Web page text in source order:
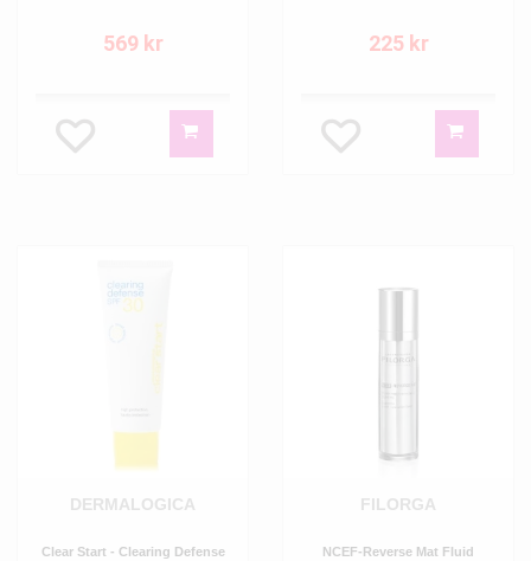
569 kr 225 kr
DERMALOGICA
Clear Start - Clearing Defense
FILORGA
NCEF-Reverse Mat Fluid